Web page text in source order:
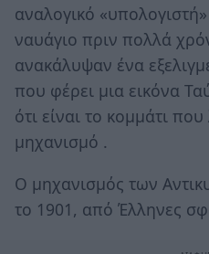
αναλογικό
ναυάγιο πριν πολλά
ανακάλυψαν ένα
που φέρει μια εικόνα
ότι είναι το κομμάτι
μηχανισμό .
Ο μηχανισμός των
το 1901, από Έλληνες